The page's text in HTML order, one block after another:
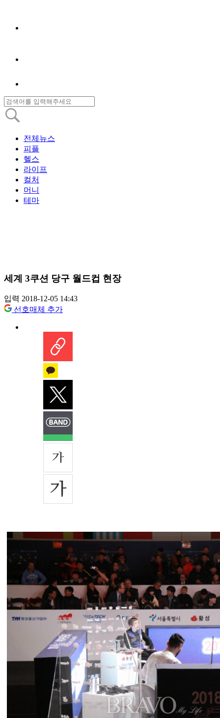
전체뉴스
피플
헬스
라이프
컬처
머니
테마
세계 3쿠션 당구 월드컵 현장
입력 2018-12-05 14:43
선호매체 추가